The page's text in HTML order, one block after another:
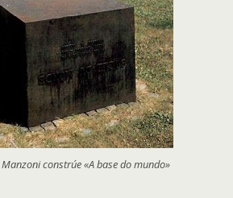
constrúe «A base do mundo»